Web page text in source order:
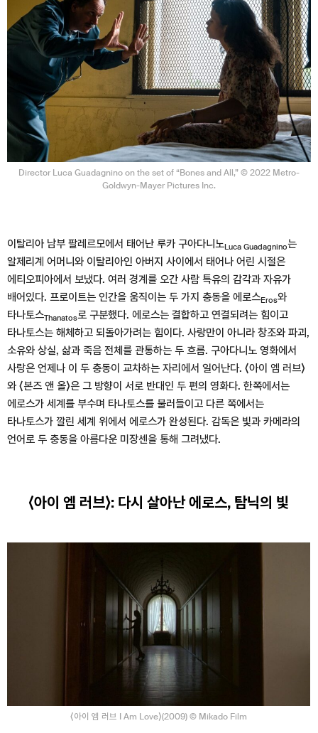
Director Luca Guadagnino on the set of “Bones and All,” © 2022 Metro-
Goldwyn-Mayer Pictures Inc.
이탈리아 남부 팔레르모에서 태어난 루카 구아다니노Luca Guadagnino는
알제리계 어머니와 이탈리아인 아버지 사이에서 태어나 어린 시절은
에티오피아에서 보냈다. 여러 경계를 오간 사람 특유의 감각과 자유가
배어있다. 프로이트는 인간을 움직이는 두 가지 충동을 에로스Eros와
타나토스Thanatos로 구분했다. 에로스는 결합하고 연결되려는 힘이고
타나토스는 해체하고 되돌아가려는 힘이다. 사랑만이 아니라 창조와 파괴,
소유와 상실, 삶과 죽음 전체를 관통하는 두 흐름. 구아다니노 영화에서
사랑은 언제나 이 두 충동이 교차하는 자리에서 일어난다. ⟨아이 엠 러브⟩
와 ⟨본즈 앤 올⟩은 그 방향이 서로 반대인 두 편의 영화다. 한쪽에서는
에로스가 세계를 부수며 타나토스를 불러들이고 다른 쪽에서는
타나토스가 깔린 세계 위에서 에로스가 완성된다. 감독은 빛과 카메라의
언어로 두 충동을 아름다운 미장센을 통해 그려냈다.
⟨아이 엠 러브⟩: 다시 살아난 에로스, 탐닉의 빛
⟨아이 엠 러브 I Am Love⟩(2009) © Mikado Film